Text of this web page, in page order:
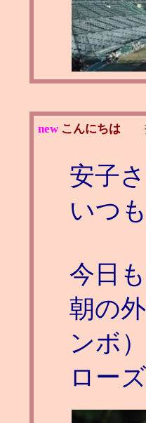
new こんにちは
安子
いつ
今日
朝の
ンボ
ロー